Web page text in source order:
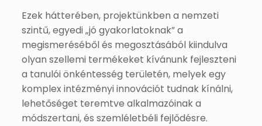
Ezek hátterében, projektünkben a nemzeti
szintű, egyedi „jó gyakorlatoknak” a
megismeréséből és megosztásából kiindulva
olyan szellemi termékeket kívánunk fejleszteni
a tanulói önkéntesség területén, melyek egy
komplex intézményi innovációt tudnak kínálni,
lehetőséget teremtve alkalmazóinak a
módszertani, és szemléletbéli fejlődésre.